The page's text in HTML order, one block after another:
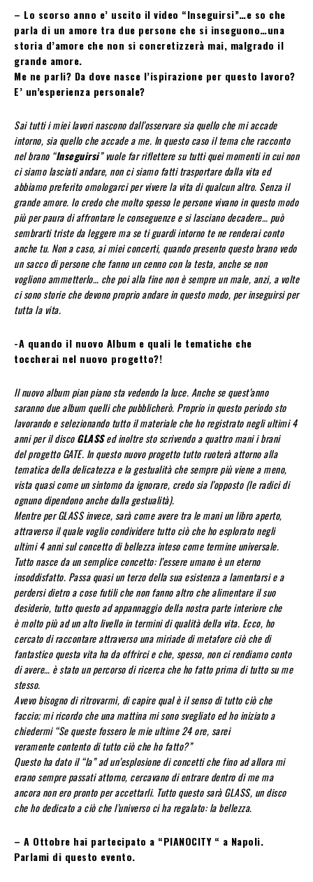
– Lo scorso anno e’ uscito il video “Inseguirsi”…e so che
parla di un amore tra due persone che si inseguono…una
storia d’amore che non si concretizzerà mai, malgrado il
grande amore.
Me ne parli? Da dove nasce l’ispirazione per questo lavoro?
E’ un’esperienza personale?
Sai tutti i miei lavori nascono dall’osservare sia quello che mi accade
intorno, sia quello che accade a me. In questo caso il tema che racconto
nel brano “Inseguirsi” vuole far riflettere su tutti quei momenti in cui non
ci siamo lasciati andare, non ci siamo fatti trasportare dalla vita ed
abbiamo preferito omologarci per vivere la vita di qualcun altro. Senza il
grande amore. Io credo che molto spesso le persone vivano in questo modo
più per paura di affrontare le conseguenze e si lasciano decadere… può
sembrarti triste da leggere ma se ti guardi intorno te ne renderai conto
anche tu. Non a caso, ai miei concerti, quando presento questo brano vedo
un sacco di persone che fanno un cenno con la testa, anche se non
vogliono ammetterlo… che poi alla fine non è sempre un male, anzi, a volte
ci sono storie che devono proprio andare in questo modo, per inseguirsi per
tutta la vita.
-A quando il nuovo Album e quali le tematiche che
toccherai nel nuovo progetto?!
Il nuovo album pian piano sta vedendo la luce. Anche se quest’anno
saranno due album quelli che pubblicherò. Proprio in questo periodo sto
lavorando e selezionando tutto il materiale che ho registrato negli ultimi 4
anni per il discoGLASSed inoltre sto scrivendo a quattro mani i brani
del progetto GATE. In questo nuovo progetto tutto ruoterà attorno alla
tematica della delicatezza e la gestualità che sempre più viene a meno,
vista quasi come un sintomo da ignorare, credo sia l’opposto (le radici di
ognuno dipendono anche dalla gestualità).
Mentre per GLASS invece, sarà come avere tra le mani un libro aperto,
attraverso il quale voglio condividere tutto ciò che ho esplorato negli
ultimi 4 anni sul concetto di bellezza inteso come termine universale.
Tutto nasce da un semplice concetto: l’essere umano è un eterno
insoddisfatto. Passa quasi un terzo della sua esistenza a lamentarsi e a
perdersi dietro a cose futili che non fanno altro che alimentare il suo
desiderio, tutto questo ad appannaggio della nostra parte interiore che
è molto più ad un alto livello in termini di qualità della vita. Ecco, ho
cercato di raccontare attraverso una miriade di metafore ciò che di
fantastico questa vita ha da offrirci e che, spesso, non ci rendiamo conto
di avere… è stato un percorso di ricerca che ho fatto prima di tutto su me
stesso.
Avevo bisogno di ritrovarmi, di capire qual è il senso di tutto ciò che
faccio; mi ricordo che una mattina mi sono svegliato ed ho iniziato a
chiedermi “Se queste fossero le mie ultime 24 ore, sarei
veramente contento di tutto ciò che ho fatto?”
Questo ha dato il “la” ad un’esplosione di concetti che fino ad allora mi
erano sempre passati attorno, cercavano di entrare dentro di me ma
ancora non ero pronto per accettarli. Tutto questo sarà GLASS, un disco
che ho dedicato a ciò che l’universo ci ha regalato: la bellezza.
– A Ottobre hai partecipato a “PIANOCITY “ a Napoli.
Parlami di questo evento.